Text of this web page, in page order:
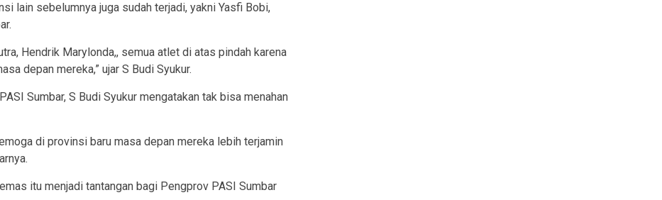
lain sebelumnya juga sudah terjadi, yakni Yasfi Bobi,
Hendrik Marylonda,, semua atlet di atas pindah karena
depan mereka,” ujar S Budi Syukur.
Sumbar, S Budi Syukur mengatakan tak bisa menahan
di provinsi baru masa depan mereka lebih terjamin
itu menjadi tantangan bagi Pengprov PASI Sumbar